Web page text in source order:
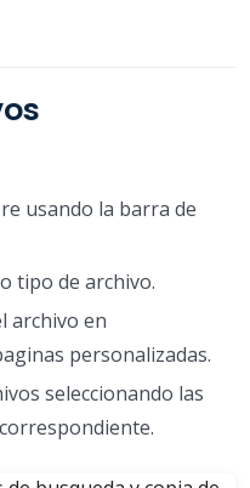
usando la barra de
tipo de archivo.
archivo en
personalizadas.
seleccionando las